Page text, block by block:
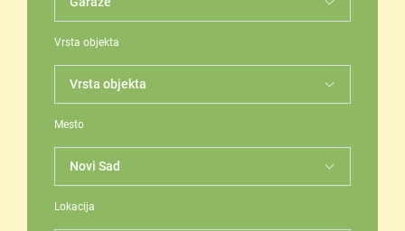
Vrsta objekta
Mesto
Lokacija